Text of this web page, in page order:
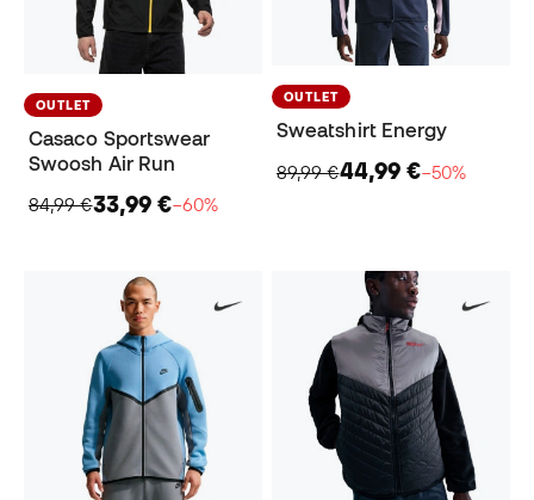
OUTLET
Casaco Sportswear
Swoosh Air Run
84,99 €33,99 €−60%
OUTLET
Sweatshirt Energy
89,99 €44,99 €−50%